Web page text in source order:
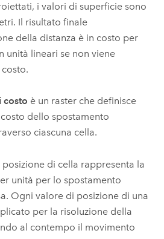
i valori di superficie sono
Il risultato finale
della distanza è in costo per
unità lineari se non viene
costo è un raster che definisce
dello spostamento
ciascuna cella.
di cella rappresenta la
unità per lo spostamento
Ogni valore di posizione di una
per la risoluzione della
al contempo il movimento